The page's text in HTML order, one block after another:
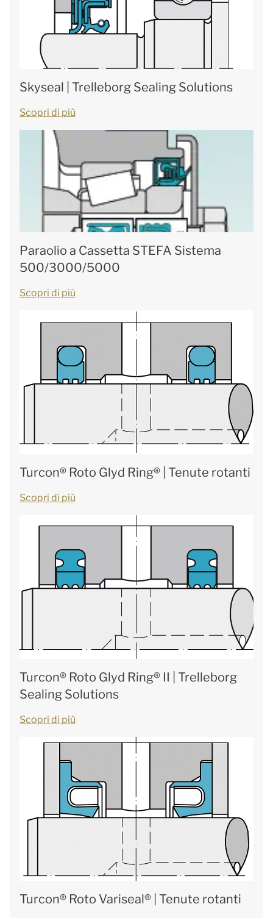
Skyseal | Trelleborg Sealing Solutions
Scopri di più
Paraolio a Cassetta STEFA Sistema
500/3000/5000
Scopri di più
Turcon® Roto Glyd Ring® | Tenute rotanti
Scopri di più
Turcon® Roto Glyd Ring® II | Trelleborg
Sealing Solutions
Scopri di più
Turcon® Roto Variseal® | Tenute rotanti